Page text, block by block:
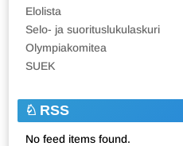
Elolista
Selo- ja suorituslukulaskuri
Olympiakomitea
SUEK
RSS
No feed items found.